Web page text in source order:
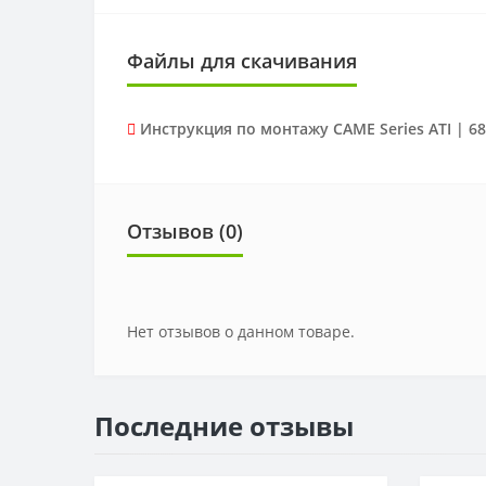
Файлы для скачивания
Инструкция по монтажу CAME Series ATI |
Отзывов (0)
Нет отзывов о данном товаре.
Последние отзывы